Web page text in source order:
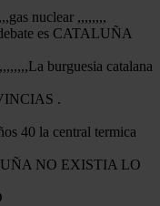
nuclear ,,,,,,,,
es CATALUÑA
burguesia catalana
.
40 la central termica
NO EXISTIA LO